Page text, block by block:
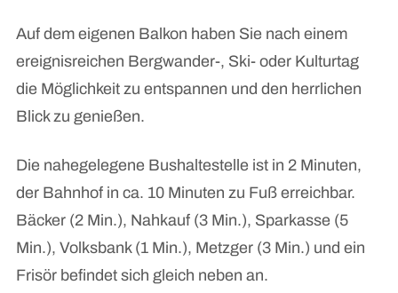
Auf dem eigenen Balkon haben Sie nach einem
ereignisreichen Bergwander-, Ski- oder Kulturtag
die Möglichkeit zu entspannen und den herrlichen
Blick zu genießen.
Die nahegelegene Bushaltestelle ist in 2 Minuten,
der Bahnhof in ca. 10 Minuten zu Fuß erreichbar.
Bäcker (2 Min.), Nahkauf (3 Min.), Sparkasse (5
Min.), Volksbank (1 Min.), Metzger (3 Min.) und ein
Frisör befindet sich gleich neben an.